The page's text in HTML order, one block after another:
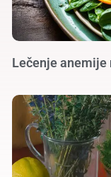
Lečenje anemije